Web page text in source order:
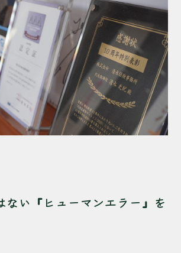
ない『ヒューマンエラー』を